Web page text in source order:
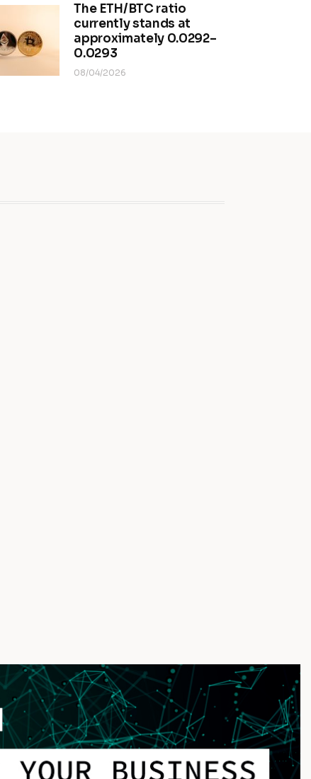
The ETH/BTC ratio
currently stands at
approximately 0.0292–
0.0293
08/04/2026